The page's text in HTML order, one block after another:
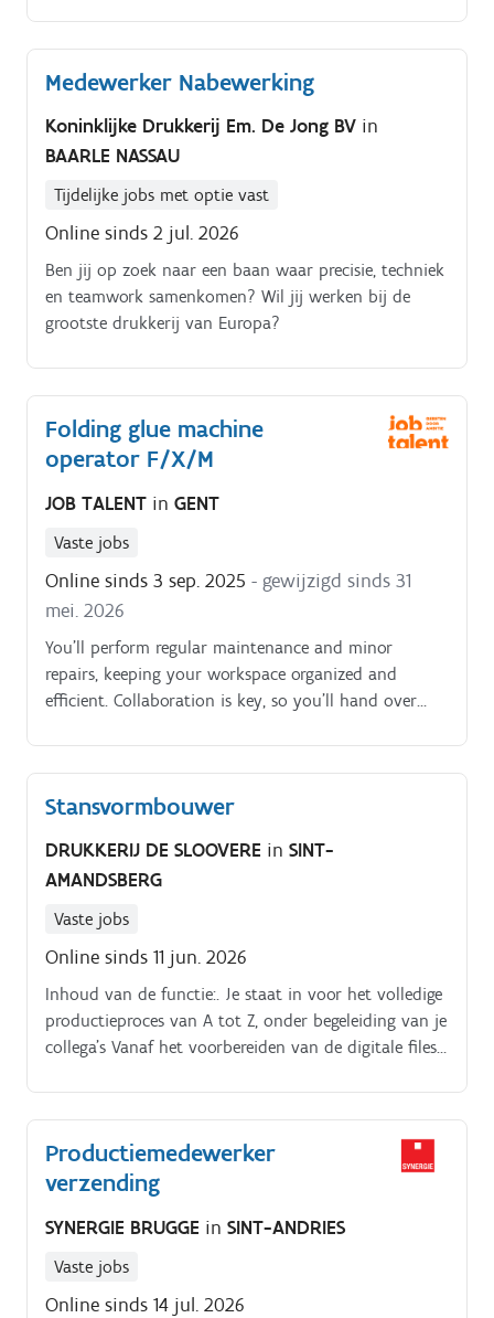
Medewerker Nabewerking
Koninklijke Drukkerij Em. De Jong BV in
BAARLE NASSAU
Tijdelijke jobs met optie vast
Online sinds 2 jul. 2026
Ben jij op zoek naar een baan waar precisie, techniek
en teamwork samenkomen? Wil jij werken bij de
grootste drukkerij van Europa?
Folding glue machine
operator F/X/M
JOB TALENT in GENT
Vaste jobs
Online sinds 3 sep. 2025 - gewijzigd sinds 31
mei. 2026
You’ll perform regular maintenance and minor
repairs, keeping your workspace organized and
efficient. Collaboration is key, so you’ll hand over
seamless production.
Stansvormbouwer
DRUKKERIJ DE SLOOVERE in SINT-
AMANDSBERG
Vaste jobs
Online sinds 11 jun. 2026
Inhoud van de functie:. Je staat in voor het volledige
productieproces van A tot Z, onder begeleiding van je
collega's Vanaf het voorbereiden van de digitale files
stansvorm Hierbij volg je het productieproces nauw
op, om een hoge kwaliteit aan de klant te
garanderen Je zal de volgende middelen gebruiken:
plooibanken.
Productiemedewerker
verzending
SYNERGIE BRUGGE in SINT-ANDRIES
Vaste jobs
Online sinds 14 jul. 2026